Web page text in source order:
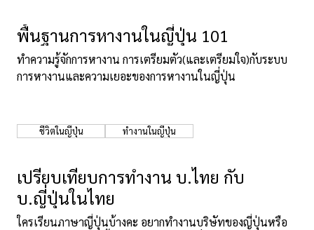
พื้นฐานการหางานในญี่ปุ่น 101
ทำความรู้จักการหางาน การเตรียมตัว(และเตรียมใจ)กับระบบ
การหางานและความเยอะของการหางานในญี่ปุ่น
ชีวิตในญี่ปุ่น ทำงานในญี่ปุ่น
เปรียบเทียบการทำงาน บ.ไทย กับ
บ.ญี่ปุ่นในไทย
ใครเรียนภาษาญี่ปุ่นบ้างคะ อยากทำงานบริษัทของญี่ปุ่นหรือ